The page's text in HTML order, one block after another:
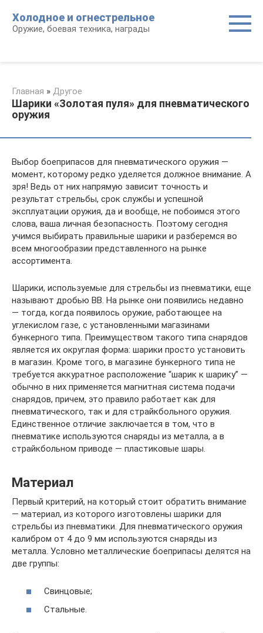
контенту
Холодное и огнестрельное
Оружие, боевая техника, награды
Главная » Другое
Шарики «Золотая пуля» для пневматического
оружия
Выбор боеприпасов для пневматического оружия —
момент, которому редко уделяется должное внимание. А
зря! Ведь от них напрямую зависит точность и
результат стрельбы, срок службы и успешной
эксплуатации оружия, да и вообще, не побоимся этого
слова, ваша личная безопасность. Поэтому сегодня
учимся выбирать правильные шарики и разберемся во
всем многообразии представленного на рынке
ассортимента.
Шарики, используемые для стрельбы из пневматики, еще
называют дробью ВВ. На рынке они появились недавно
— тогда, когда появилось оружие, работающее на
углекислом газе, с установленными магазинами
бункерного типа. Преимуществом такого типа снарядов
является их округлая форма: шарики просто установить
в магазин. Кроме того, в магазине бункерного типа не
требуется аккуратное расположение “шарик к шарику” —
обычно в них применяется магнитная система подачи
снарядов, причем, это правило работает как для
пневматического, так и для страйкбольного оружия.
Единственное отличие заключается в том, что в
пневматике используются снаряды из металла, а в
страйкбольном приводе — пластиковые шары.
Материал
Первый критерий, на который стоит обратить внимание
— материал, из которого изготовлены шарики для
стрельбы из пневматики. Для пневматического оружия
калибром от 4 до 9 мм используются снаряды из
металла. Условно металлические боеприпасы делятся на
две группы:
Свинцовые;
Стальные.